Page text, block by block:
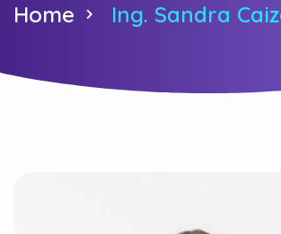
Home Ing. Sandra